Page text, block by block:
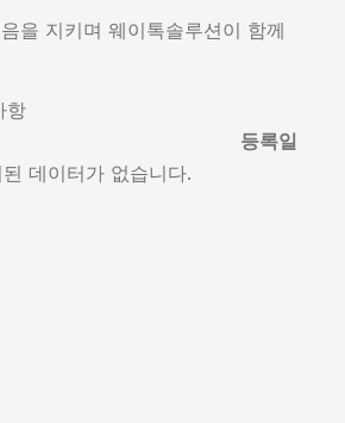
을 지키며 웨이톡솔루션이 함께
항
등록일
데이터가 없습니다.